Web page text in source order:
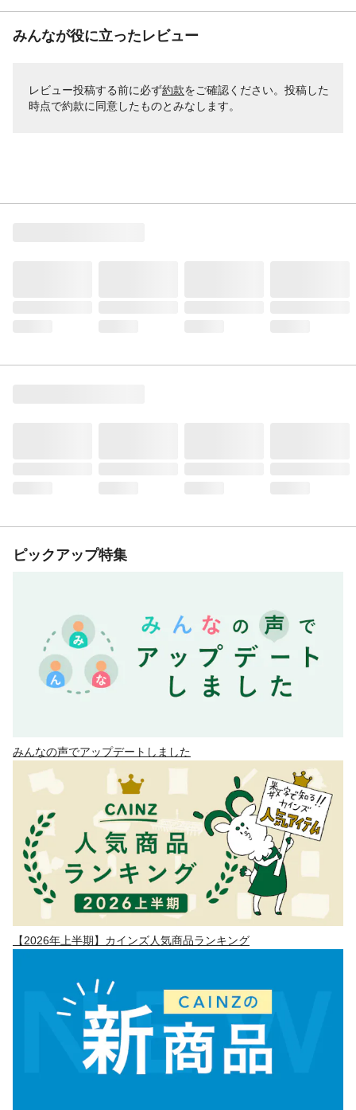
みんなが役に立ったレビュー
レビュー投稿する前に必ず約款をご確認ください。投稿した
時点で約款に同意したものとみなします。
ピックアップ特集
みんなの声でアップデートしました
【2026年上半期】カインズ人気商品ランキング